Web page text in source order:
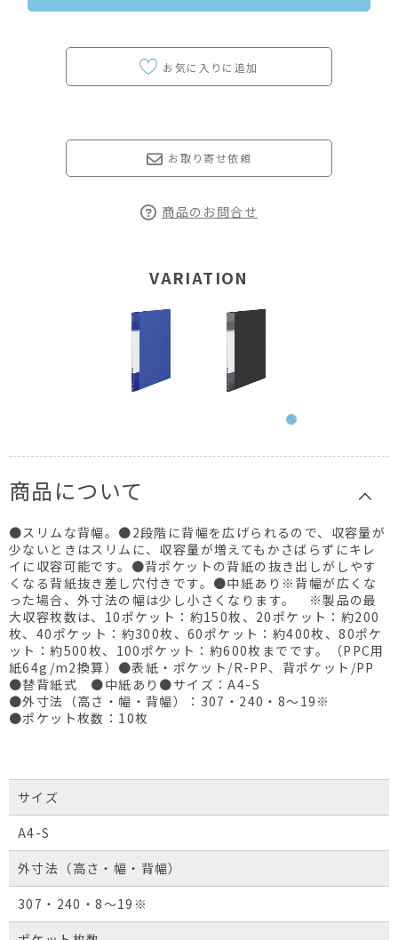
お取り寄せ依頼
商品のお問合せ
VARIATION
商品について
●スリムな背幅。●2段階に背幅を広げられるので、収容量が
少ないときはスリムに、収容量が増えてもかさばらずにキレ
イに収容可能です。●背ポケットの背紙の抜き出しがしやす
くなる背紙抜き差し穴付きです。●中紙あり※背幅が広くな
った場合、外寸法の幅は少し小さくなります。 ※製品の最
大収容枚数は、10ポケット：約150枚、20ポケット：約200
枚、40ポケット：約300枚、60ポケット：約400枚、80ポケ
ット：約500枚、100ポケット：約600枚までです。（PPC用
紙64g/m2換算）●表紙・ポケット/R-PP、背ポケット/PP
●替背紙式 ●中紙あり●サイズ：A4-S
●外寸法（高さ・幅・背幅）：307・240・8～19※
●ポケット枚数：10枚
サイズ
A4-S
外寸法（高さ・幅・背幅）
307・240・8～19※